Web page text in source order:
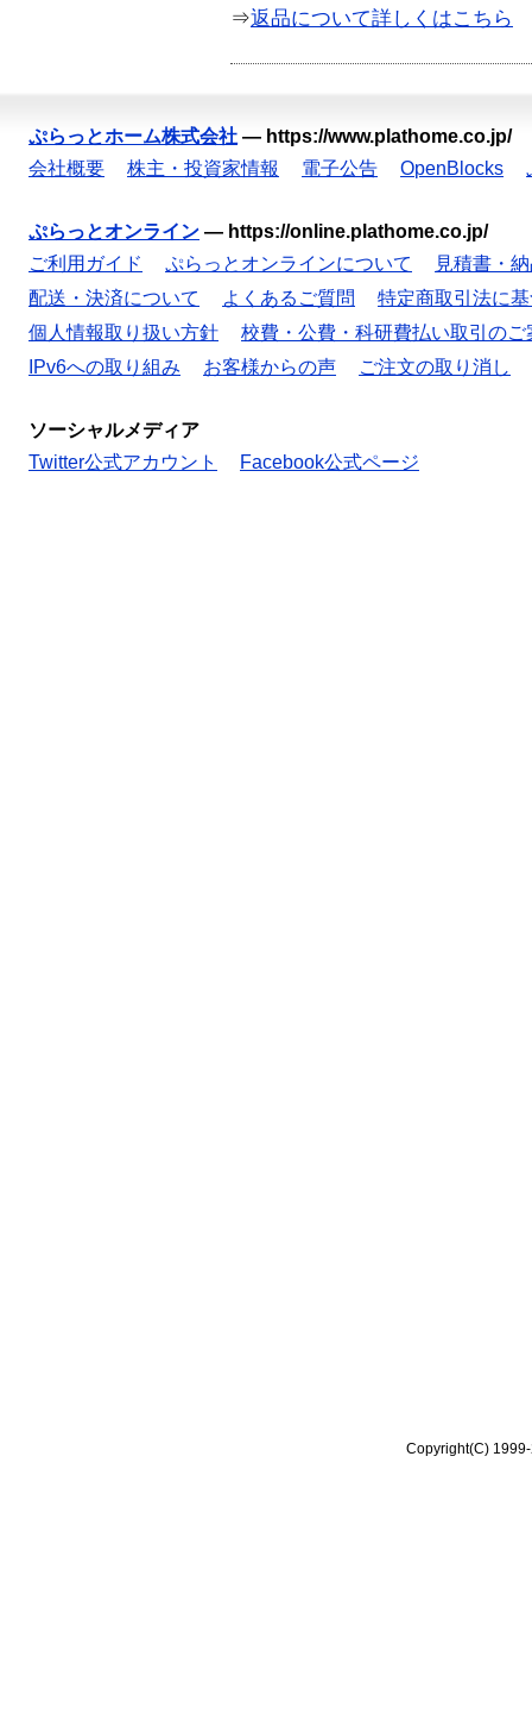
⇒返品について詳しくはこちら
ぷらっとホーム株式会社 — https://www.plathome.co.jp/
会社概要
株主・投資家情報 電子公告 OpenBlocks
ぷらっとオンライン — https://online.plathome.co.jp/
ご利用ガイド
ぷらっとオンラインについて
見積書・
配送・決済について
よくあるご質問
特定商取引法に
個人情報取り扱い方針
校費・公費・科研費払い取引のご
IPv6への取り組み
お客様からの声 ご注文の取り消し
ソーシャルメディア
Twitter公式アカウント
Facebook公式ページ
Copyright(C)